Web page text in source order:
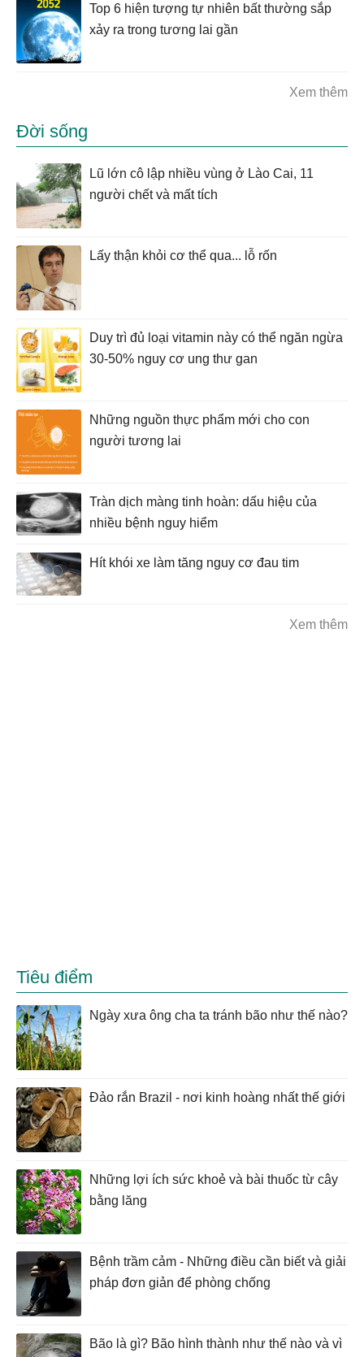
Top 6 hiện tượng tự nhiên bất thường sắp
xảy ra trong tương lai gần
Xem thêm
Đời sống
Lũ lớn cô lập nhiều vùng ở Lào Cai, 11
người chết và mất tích
Lấy thận khỏi cơ thể qua... lỗ rốn
Duy trì đủ loại vitamin này có thể ngăn ngừa
30-50% nguy cơ ung thư gan
Những nguồn thực phẩm mới cho con
người tương lai
Tràn dịch màng tinh hoàn: dấu hiệu của
nhiều bệnh nguy hiểm
Hít khói xe làm tăng nguy cơ đau tim
Xem thêm
Tiêu điểm
Ngày xưa ông cha ta tránh bão như thế nào?
Đảo rắn Brazil - nơi kinh hoàng nhất thế giới
Những lợi ích sức khoẻ và bài thuốc từ cây
bằng lăng
Bệnh trầm cảm - Những điều cần biết và giải
pháp đơn giản để phòng chống
Bão là gì? Bão hình thành như thế nào và vì